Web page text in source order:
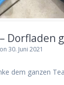
Dorfladen
on 30. Juni 2021
dem ganzen